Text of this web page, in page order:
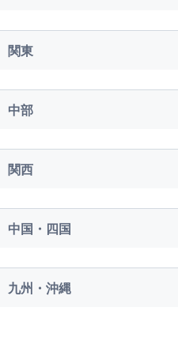
関東
中部
関西
中国・四国
九州・沖縄